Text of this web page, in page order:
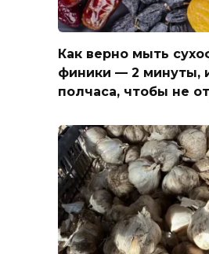
Как верно мыть
финики — 2 минуты,
полчаса, чтобы не